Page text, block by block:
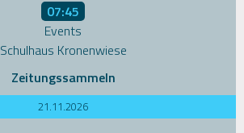
07:45
Events
Schulhaus Kronenwiese
Zeitungssammeln
21.11.2026